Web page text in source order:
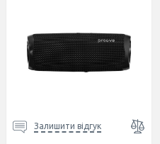
Залишити відгук